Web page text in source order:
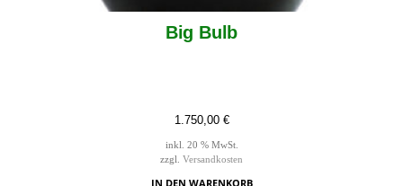
Big Bulb
1.750,00 €
inkl. 20 % MwSt.
zzgl. Versandkosten
IN DEN WARENKORB